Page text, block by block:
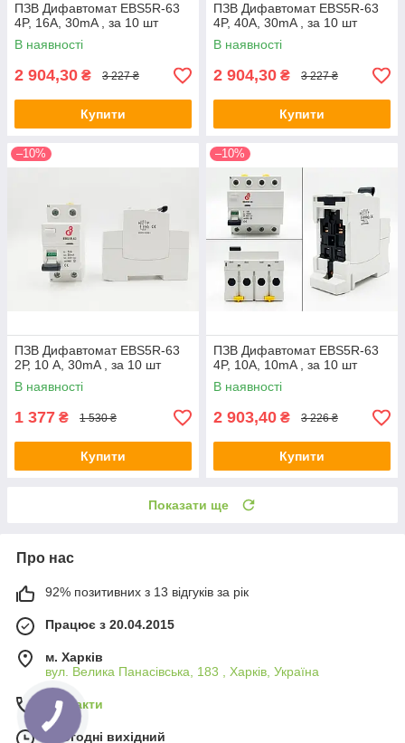
ПЗВ Дифавтомат EBS5R-63
4P, 16A, 30mA , за 10 шт
В наявності
2 904,30 ₴ 3 227 ₴
Купити
ПЗВ Дифавтомат EBS5R-63
4P, 40A, 30mA , за 10 шт
В наявності
2 904,30 ₴ 3 227 ₴
Купити
–10%
ПЗВ Дифавтомат EBS5R-63
2Р, 10 A, 30mA , за 10 шт
В наявності
1 377 ₴ 1 530 ₴
Купити
–10%
ПЗВ Дифавтомат EBS5R-63
4P, 10A, 10mA , за 10 шт
В наявності
2 903,40 ₴ 3 226 ₴
Купити
Показати ще
Про нас
92% позитивних з 13 відгуків за рік
Працює з 20.04.2015
м. Харків
вул. Велика Панасівська, 183 , Харків, Україна
Контакти
Сьогодні вихідний